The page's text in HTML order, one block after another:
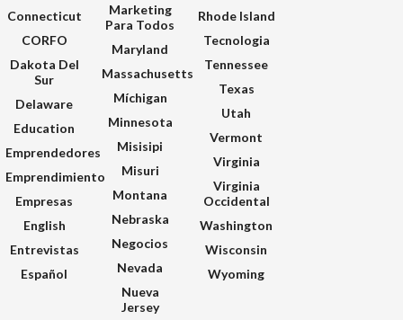
Connecticut
CORFO
Dakota Del
Sur
Delaware
Education
Emprendedores
Emprendimiento
Empresas
English
Entrevistas
Español
Marketing
Para Todos
Maryland
Massachusetts
Míchigan
Minnesota
Misisipi
Misuri
Montana
Nebraska
Negocios
Nevada
Nueva
Jersey
Rhode Island
Tecnologia
Tennessee
Texas
Utah
Vermont
Virginia
Virginia
Occidental
Washington
Wisconsin
Wyoming